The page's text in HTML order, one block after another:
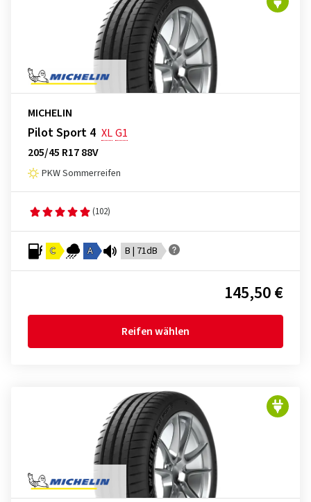
MICHELIN
Pilot Sport 4 XLG1
205/45 R17 88V
PKW Sommerreifen
(102)
C A B | 71dB
145,50 €
Reifen wählen